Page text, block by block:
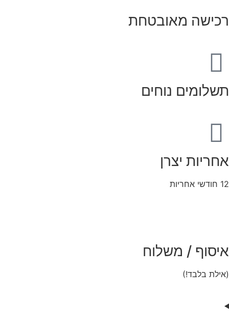
רכישה מאובטחת
תשלומים נוחים
אחריות יצרן
12 חודשי אחריות
איסוף / משלוח
(אילת בלבד!)